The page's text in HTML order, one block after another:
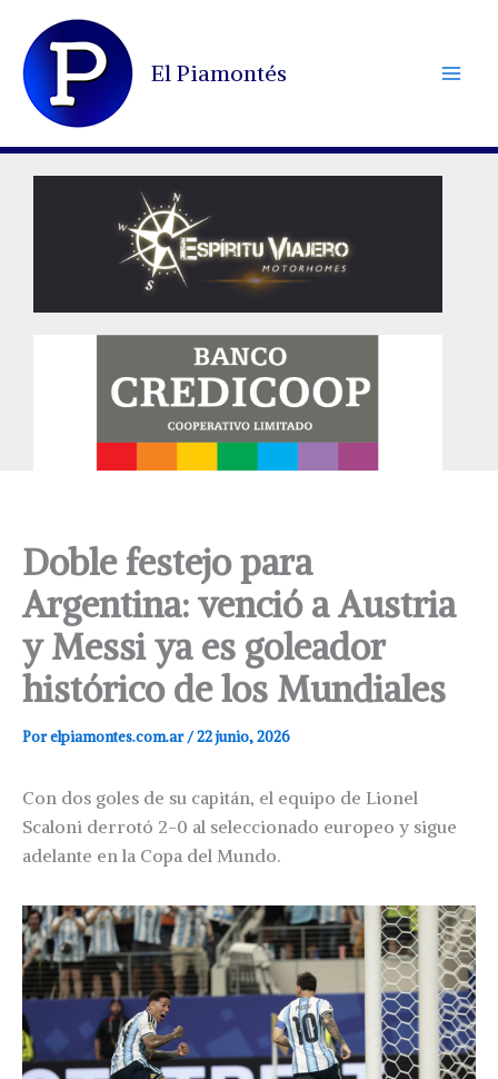
contenido
El Piamontés
Doble festejo para
Argentina: venció a Austria
y Messi ya es goleador
histórico de los Mundiales
Porelpiamontes.com.ar/22 junio, 2026
Con dos goles de su capitán, el equipo de Lionel
Scaloni derrotó 2-0 al seleccionado europeo y sigue
adelante en la Copa del Mundo.